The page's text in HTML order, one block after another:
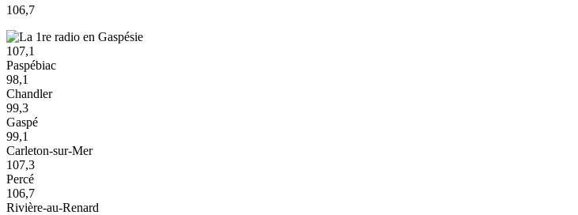
106,7
107,1
Paspébiac
98,1
Chandler
99,3
Gaspé
99,1
Carleton-sur-Mer
107,3
Percé
106,7
Rivière-au-Renard